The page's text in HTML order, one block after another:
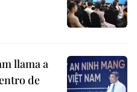
llama a
de